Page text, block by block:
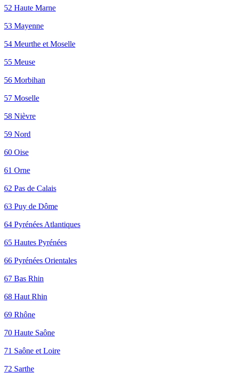
52 Haute Marne
53 Mayenne
54 Meurthe et Moselle
55 Meuse
56 Morbihan
57 Moselle
58 Nièvre
59 Nord
60 Oise
61 Orne
62 Pas de Calais
63 Puy de Dôme
64 Pyrénées Atlantiques
65 Hautes Pyrénées
66 Pyrénées Orientales
67 Bas Rhin
68 Haut Rhin
69 Rhône
70 Haute Saône
71 Saône et Loire
72 Sarthe